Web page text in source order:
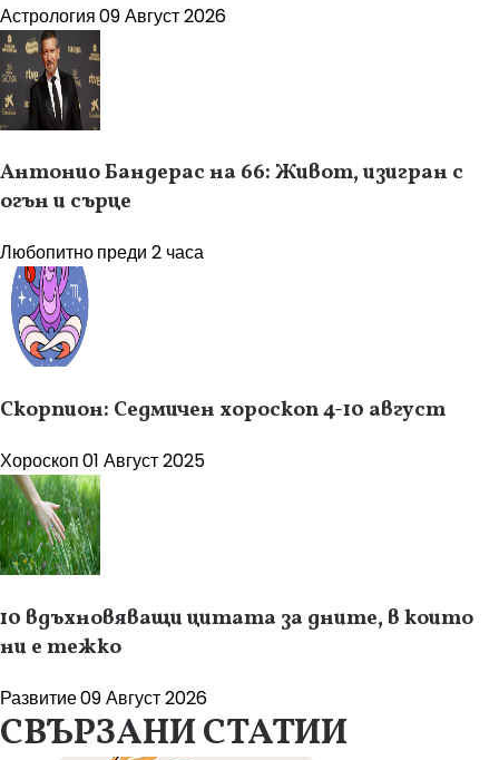
Астрология09 Август 2026
Антонио Бандерас на 66: Живот, изигран с
огън и сърце
Любопитнопреди 2 часа
Скорпион: Седмичен хороскоп 4-10 август
Хороскоп01 Август 2025
10 вдъхновяващи цитата за дните, в които
ни е тежко
Развитие09 Август 2026
СВЪРЗАНИ СТАТИИ